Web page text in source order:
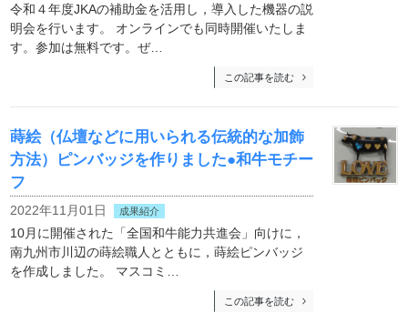
令和４年度JKAの補助金を活用し，導入した機器の説
明会を行います。 オンラインでも同時開催いたしま
す。参加は無料です。ぜ…
この記事を読む
蒔絵（仏壇などに用いられる伝統的な加飾
方法）ピンバッジを作りました●和牛モチー
フ
2022年11月01日 成果紹介
10月に開催された「全国和牛能力共進会」向けに，
南九州市川辺の蒔絵職人とともに，蒔絵ピンバッジ
を作成しました。 マスコミ…
この記事を読む